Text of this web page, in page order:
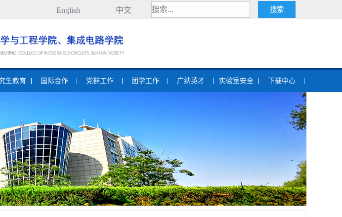
English 中文
生教育 国际合作 党群工作 团学工作 广纳英才 实验室安全 下载中心